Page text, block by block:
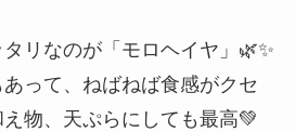
リなのが「モロヘイヤ」🌿✨
って、ねばねば食感がクセ
物、天ぷらにしても最高💚